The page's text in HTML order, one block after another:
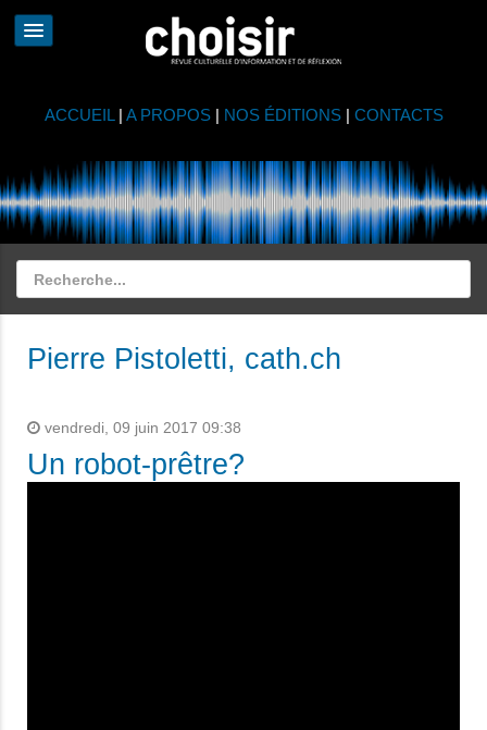
ACCUEIL | A PROPOS| NOS ÉDITIONS| CONTACTS
Pierre Pistoletti, cath.ch
vendredi, 09 juin 2017 09:38
Un robot-prêtre?